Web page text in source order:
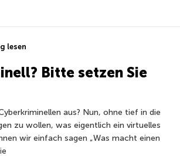
lesen
Bitte setzen Sie
aus? Nun, ohne tief in die
zu wollen, was eigentlich ein virtuelles
wir einfach sagen „Was macht einen